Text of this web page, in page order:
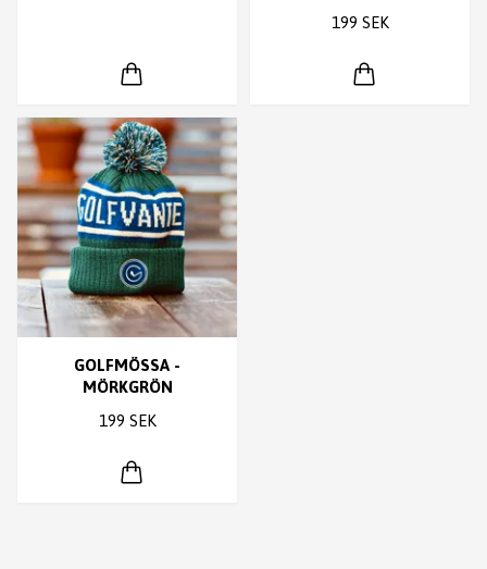
199 SEK
GOLFMÖSSA -
MÖRKGRÖN
199 SEK